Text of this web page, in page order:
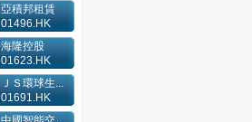
亞積邦租賃
01496.HK
海隆控股
01623.HK
ＪＳ環球生...
01691.HK